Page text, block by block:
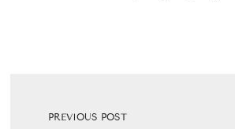
PREVIOUS POST